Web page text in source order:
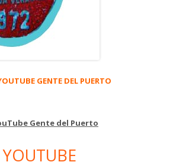
GENTE DEL PUERTO
Gente del Puerto